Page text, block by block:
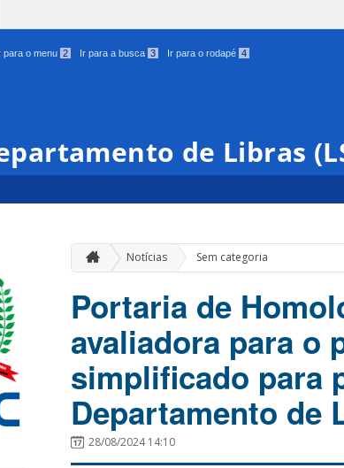
para o menu 2 Ir para a busca 3 Ir para o rodapé 4
de Libras
Notícias Sem categoria
Portaria de
avaliadora para o
simplificado para
Departamento de
28/08/2024 14:10